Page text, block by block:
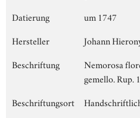
Datierung
um 1747
Hersteller
Johann
Beschriftung
Nemorosa
gemello. Rup.
Beschriftungsort